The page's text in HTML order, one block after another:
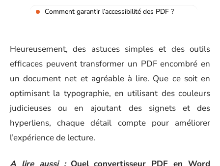
Comment garantir l’accessibilité des PDF ?
Heureusement, des astuces simples et des outils
efficaces peuvent transformer un PDF encombré en
un document net et agréable à lire. Que ce soit en
optimisant la typographie, en utilisant des couleurs
judicieuses ou en ajoutant des signets et des
hyperliens, chaque détail compte pour améliorer
l’expérience de lecture.
A lire aussi : Quel convertisseur PDF en Word